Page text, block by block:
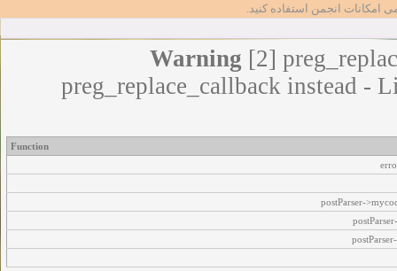
امکانات انجمن استفاده کنید.
Warning [2]
preg_replace_callback instead -
Function
postParser-